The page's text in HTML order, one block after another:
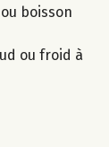
boisson
ou froid à